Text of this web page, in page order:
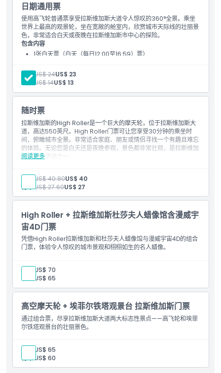
排除项
营业时间
需要了解的事项
位置
如何到达那里
如何兑换
取消政策
日期通用票
使用高飞轮普通票享受拉斯维加斯大道令人惊叹的360°全景。乘坐
世界上最高的观景轮，坐在宽敞的舱室内，欣赏城市天际线的壮丽景
色，非常适合白天或夜晚在拉斯维加斯市中心的探险。
包含内容
1张白天票（白天（每日12:00至16:59）票）
成人: US$ 24US$ 23
青年:
US$ 14US$ 13
随时票
拉斯维加斯的High Roller是一个巨大的摩天轮，位于拉斯维加斯大
道，高达550英尺。High Roller门票可让您享受30分钟的乘坐时
间，俯瞰城市全景。非常适合家庭、朋友或情侣寻找一个有趣且难忘
的体验。无论您是白天还是夜晚参观，景色都非常壮观，是拉斯维加
斯必做的活动之一。
阅读更多
1张High Roller任意时间票
会说英语的工作人员
High Roller 30分钟乘坐
成人: US$ 40.80US$ 40
青年:US$ 27.60US$ 27
High Roller + 拉斯维加斯杜莎夫人蜡像馆含漫威宇
宙4D门票
凭借High Roller拉斯维加斯和杜莎夫人蜡像馆与漫威宇宙4D的组合
门票，体验令人惊叹的城市景观和栩栩如生的名人蜡像。
成人: US$ 70
青年: US$ 65
高空摩天轮 + 埃菲尔铁塔观景台 拉斯维加斯门票
通过组合票，尽享拉斯维加斯大道两大标志性景点——高飞轮和埃菲
尔铁塔观景台的壮丽景色。
成人: US$ 65
青年:US$ 60